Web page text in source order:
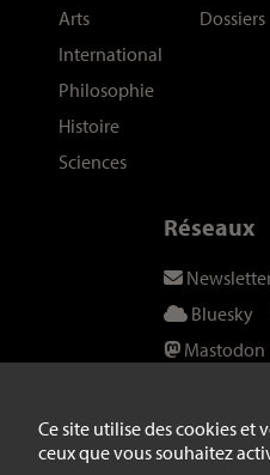
Ce site utilise des cookies et
ceux que vous souhaitez
Arts
International
Philosophie
Histoire
Sciences
Dossiers
Réseaux
Bluesky
Mastodon
Instagram
Twitter/X